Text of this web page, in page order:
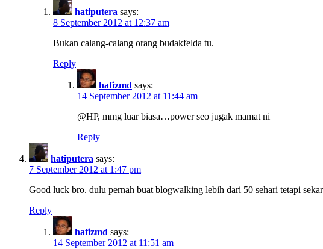
hatiputera says:
8 September 2012 at 12:37 am
Bukan calang-calang orang budakfelda tu.
Reply
hafizmd says:
14 September 2012 at 11:44 am
@HP, mmg luar biasa…power seo jugak mamat ni
Reply
hatiputera says:
7 September 2012 at 1:47 pm
Good luck bro. dulu pernah buat blogwalking lebih dari 50 sehari tetapi
Reply
hafizmd says:
14 September 2012 at 11:51 am